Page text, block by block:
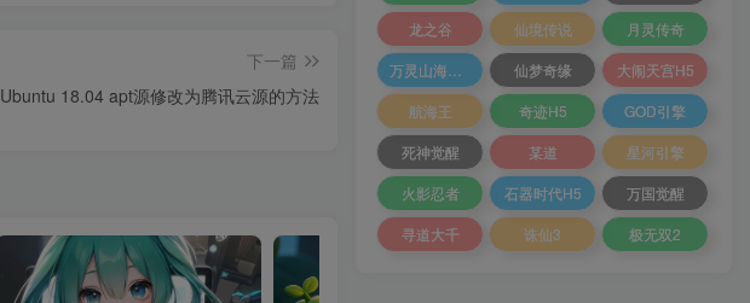
下一篇
Ubuntu 18.04 apt源修改为腾讯云源的方法
龙之谷
仙境传说
月灵传奇
仙梦奇缘
大闹天宫H5
航海王
奇迹H5
GOD引擎
死神觉醒
某道
星河引擎
火影忍者
石器时代H5
万国觉醒
寻道大千
诛仙3 极无双2